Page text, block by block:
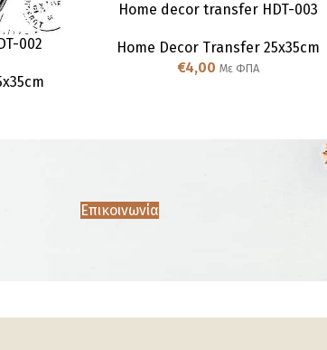
002
Home decor transfer HDT-003
Home Decor Transfer 25x35cm
€4,00 Με ΦΠΑ
Επικοινωνία